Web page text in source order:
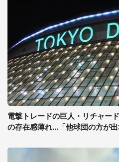
電撃トレードの巨人・リチャー
の存在感薄れ...「他球団の方が